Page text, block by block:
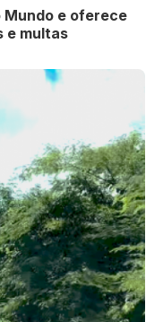
Mundo e oferece
e multas